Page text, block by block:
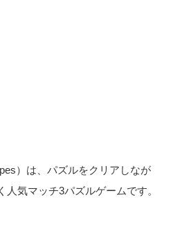
）は、パズルをクリアしなが
気マッチ3パズルゲームです。